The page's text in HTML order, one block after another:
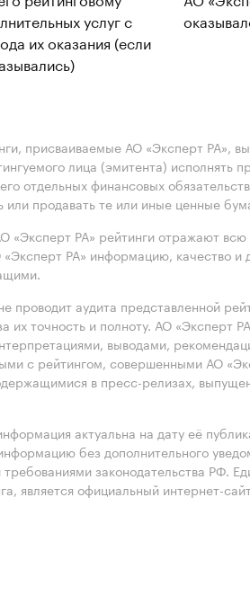
услуг с
их оказания (если
присваиваемые АО «Эксперт РА»,
лица (эмитента) исполнять
отдельных финансовых
или продавать те или иные ценные
«Эксперт РА» рейтинги отражают
РА» информацию, качество
проводит аудита представленной
их точность и полноту. АО «Эксперт
выводами,
с рейтингом, совершенными АО
в пресс-релизах,
актуальна на дату её
без дополнительного
требованиями законодательства РФ.
является официальный интернет-